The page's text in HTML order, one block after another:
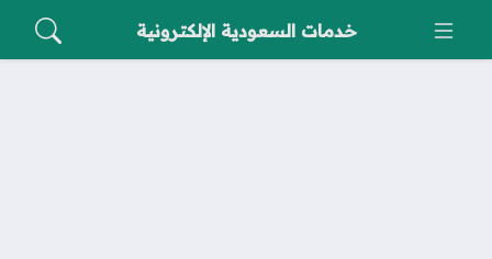
خدمات السعودية الإلكترونية